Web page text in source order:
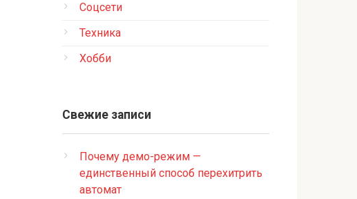
Соцсети
Техника
Хобби
Свежие записи
Почему демо-режим —
единственный способ перехитрить
автомат